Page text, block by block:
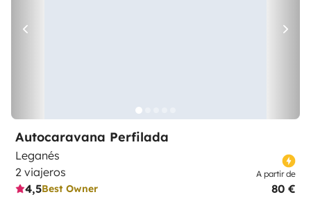
Autocaravana Perfilada
Leganés
2 viajeros
4,5Best Owner
A partir de
80 €